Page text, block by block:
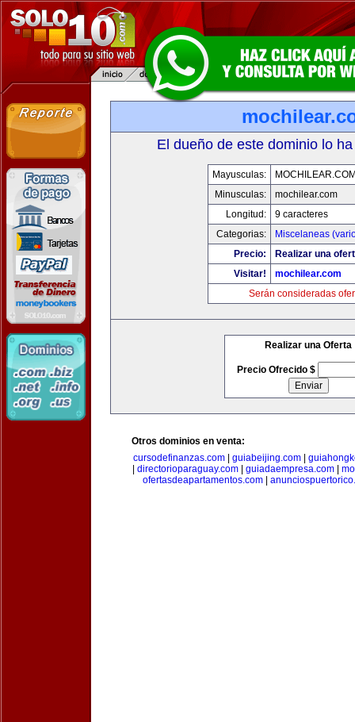
El dueño de este dominio lo
Mayusculas:
Minusculas:
mochilear.com
Longitud:
9 caracteres
Categorias:
Miscelaneas
Precio:
Realizar una
Visitar!
mochilear.com
Serán consideradas
Realizar una Oferta
Precio Ofrecido $
Otros dominios en venta:
cursodefinanzas.com| guiabeijing.com|
directorioparaguay.com| guiadaempresa.com|
ofertasdeapartamentos.com